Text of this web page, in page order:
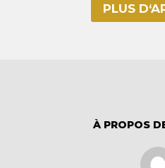
PLUS
À PROPOS